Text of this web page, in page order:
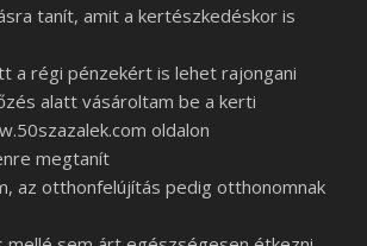
tanít, amit a kertészkedéskor is
a régi pénzekért is lehet rajongani
alatt vásároltam be a kerti
oldalon
megtanít
az otthonfelújítás pedig otthonomnak